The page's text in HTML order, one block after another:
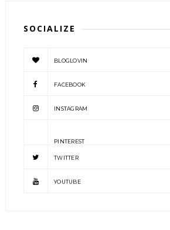
SOCIALIZE
BLOGLOVIN
FACEBOOK
INSTAGRAM
PINTEREST
TWITTER
YOUTUBE